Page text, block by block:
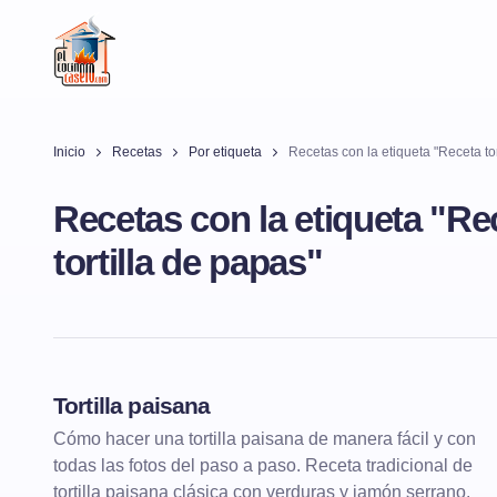
Inicio Recetas Por etiqueta Recetas con la etiqueta "Receta
Recetas con la etiqueta
tortilla de papas"
Tortilla paisana
Cómo hacer una tortilla paisana de manera fácil y con
todas las fotos del paso a paso. Receta tradicional de
tortilla paisana clásica con verduras y jamón serrano.